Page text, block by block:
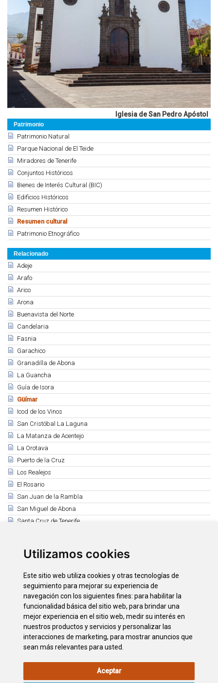
Utilizamos cookies
Este sitio web utiliza cookies y otras tecnologías de
seguimiento para mejorar su experiencia de
navegación con los siguientes fines: para habilitar la
funcionalidad básica del sitio web, para brindar una
mejor experiencia en el sitio web, medir su interés en
nuestros productos y servicios y personalizar las
interacciones de marketing, para mostrar anuncios que
sean más relevantes para usted
Aceptar
Patrimonio
Patrimonio Natural
Parque Nacional de El Teide
Miradores de Tenerife
Conjuntos Históricos
Bienes de Interés Cultural (BIC)
Edificios Históricos
Resumen Histórico
Resumen cultural
Patrimonio Etnográfico
Relacionado
Adeje
Arafo
Arico
Arona
Buenavista del Norte
Candelaria
Fasnia
Garachico
Granadilla de Abona
La Guancha
Guía de Isora
Güímar
Icod de los Vinos
San Cristóbal La Laguna
La Matanza de Acentejo
La Orotava
Puerto de la Cruz
Los Realejos
El Rosario
San Juan de la Rambla
San Miguel de Abona
Santa Cruz de Tenerife
El Sauzal
Tacoronte
El Tanque
Tegueste
La Victoria de Acentejo
Vilaflor
Iglesia de San Pedro Apóstol